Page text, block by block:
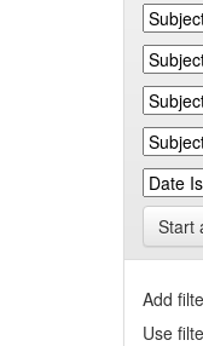
Start
Add
Use